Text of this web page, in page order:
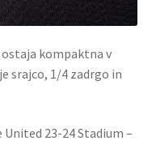
kompaktna v
srajco, 1/4 zadrgo in
23-24 Stadium –